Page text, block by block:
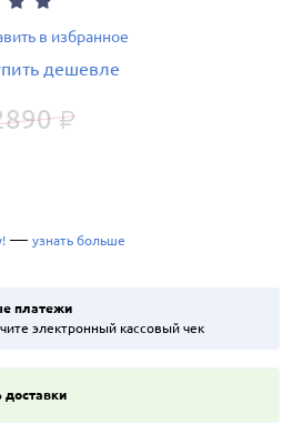
в избранное
дешевле
₽
— узнать больше
платежи
электронный кассовый чек
доставки